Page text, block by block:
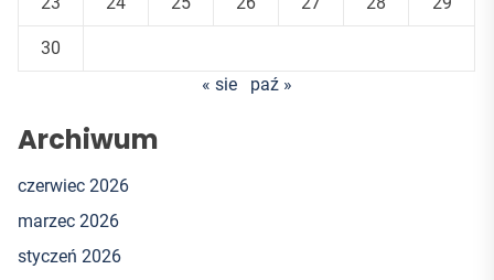
30
« sie
paź »
Archiwum
czerwiec 2026
marzec 2026
styczeń 2026